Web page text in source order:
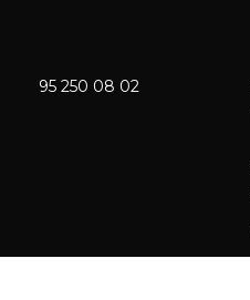
95 250 08 02